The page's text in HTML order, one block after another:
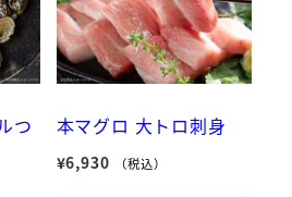
つ
本マグロ 大トロ刺身
¥6,930 （税込）